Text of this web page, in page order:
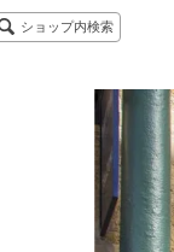
ショップ内検索